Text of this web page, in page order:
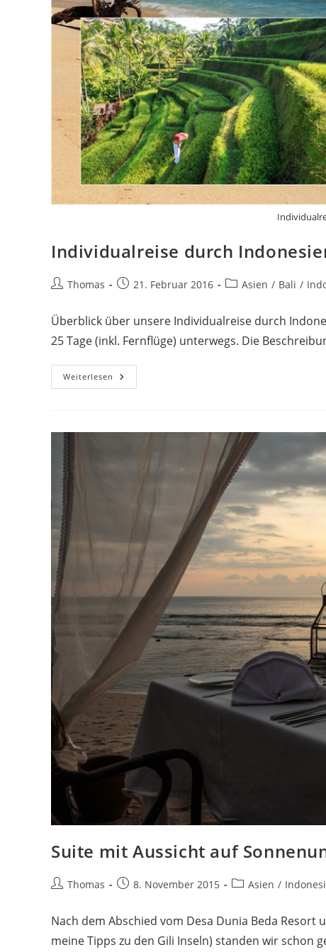
Individualreise durch
Beitrags-
Thomas
Beitrag21. Februar 2016
Beitrags-
Asien / Bali /
Überblick über unsere Individualreise durch
25 Tage (inkl. Fernflüge) unterwegs. Die
Weiterlesen Individualreise
Durch
Suite mit Aussicht auf
Beitrags-
Thomas
Beitrag8. November 2015
Beitrags-
Asien /
Nach dem Abschied vom Desa Dunia Beda
meine Tipps zu den Gili Inseln) standen wir schon